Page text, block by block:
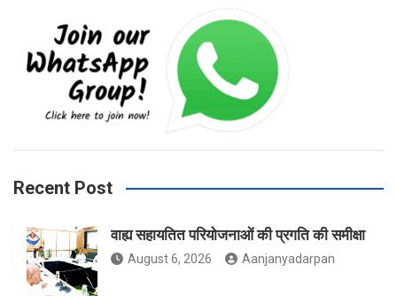
o g e
Recent Post
वाह्य सहायतित परियोजनाओं की प्रगति की समीक्षा
August 6, 2026 Aanjanyadarpan